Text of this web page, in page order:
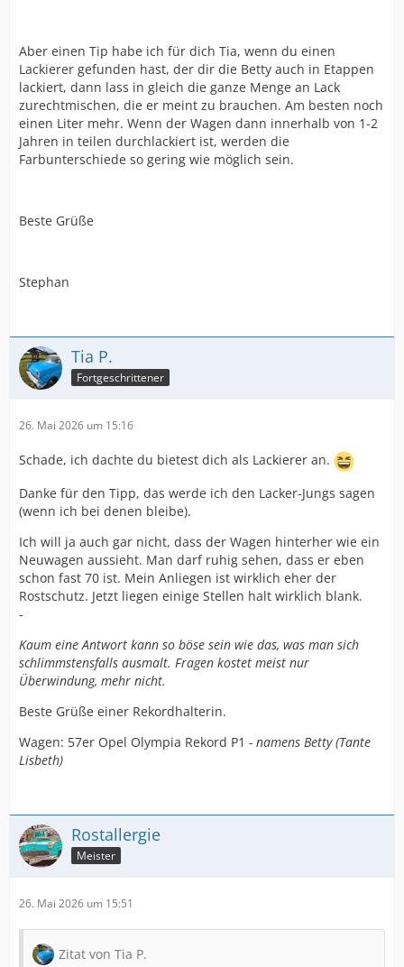
Aber einen Tip habe ich für dich Tia, wenn du einen
Lackierer gefunden hast, der dir die Betty auch in Etappen
lackiert, dann lass in gleich die ganze Menge an Lack
zurechtmischen, die er meint zu brauchen. Am besten noch
einen Liter mehr. Wenn der Wagen dann innerhalb von 1-2
Jahren in teilen durchlackiert ist, werden die
Farbunterschiede so gering wie möglich sein.
Beste Grüße
Stephan
Tia P.
Fortgeschrittener
26. Mai 2026 um 15:16
Schade, ich dachte du bietest dich als Lackierer an.
Danke für den Tipp, das werde ich den Lacker-Jungs sagen
(wenn ich bei denen bleibe).
Ich will ja auch gar nicht, dass der Wagen hinterher wie ein
Neuwagen aussieht. Man darf ruhig sehen, dass er eben
schon fast 70 ist. Mein Anliegen ist wirklich eher der
Rostschutz. Jetzt liegen einige Stellen halt wirklich blank.
-
Kaum eine Antwort kann so böse sein wie das, was man sich
schlimmstensfalls ausmalt. Fragen kostet meist nur
Überwindung, mehr nicht.
Beste Grüße einer Rekordhalterin.
Wagen: 57er Opel Olympia Rekord P1 - namens Betty (Tante
Lisbeth)
Rostallergie
Meister
26. Mai 2026 um 15:51
Zitat von Tia P.